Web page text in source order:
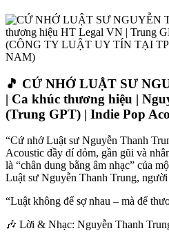
🎵 CỨ NHỚ LUẬT SƯ
| Ca khúc thương hiệu |
(Trung GPT) | Indie Pop
“Cứ nhớ Luật sư Nguyễn Thanh
Acoustic đầy dí dỏm, gần gũi và
là “chân dung bằng âm nhạc” của
Luật sư Nguyễn Thanh Trung,
“Luật không để sợ nhau – mà để
🎶 Lời & Nhạc: Nguyễn Thanh